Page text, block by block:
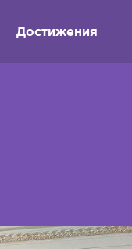
Достижения